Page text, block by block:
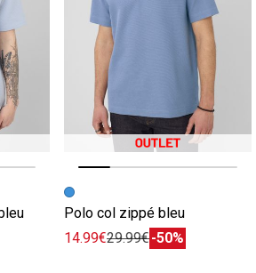
Image précédente
Image suivante
Polo col zippé bleu
14.99€29.99€-50%